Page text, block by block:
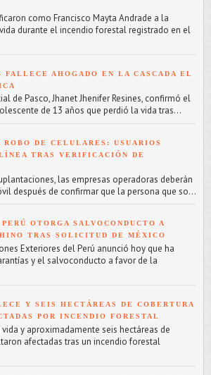
como Francisco Mayta Andrade a la
durante el incendio forestal registrado en el
FALLECE AHOGADO EN LA CASCADA EL
de Pasco, Jhanet Jhenifer Resines, confirmó el
de 13 años que perdió la vida tras...
DE CELULARES: USUARIOS
TRAS VERIFICACIÓN DE
las empresas operadoras deberán
después de confirmar que la persona que so...
OTORGA SALVOCONDUCTO A
TRAS SOLICITUD DE MÉXICO
Exteriores del Perú anunció hoy que ha
y el salvoconducto a favor de la
Y SEIS HECTÁREAS DE COBERTURA
POR INCENDIO FORESTAL
y aproximadamente seis hectáreas de
afectadas tras un incendio forestal